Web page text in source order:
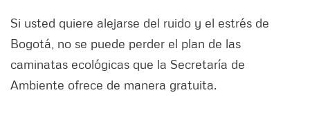
Si usted quiere alejarse del ruido y el estrés de
Bogotá, no se puede perder el plan de las
caminatas ecológicas que la Secretaría de
Ambiente ofrece de manera gratuita.